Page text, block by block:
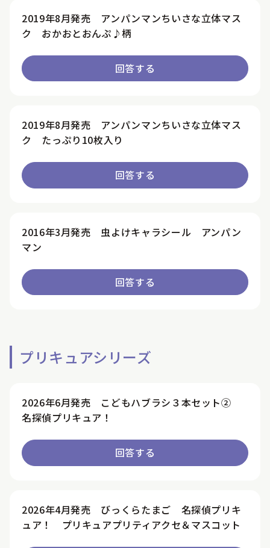
2019年8月発売 アンパンマンちいさな立体マス
ク おかおとおんぷ♪柄
回答する
2019年8月発売 アンパンマンちいさな立体マス
ク たっぷり10枚入り
回答する
2016年3月発売 虫よけキャラシール アンパン
マン
回答する
プリキュアシリーズ
2026年6月発売 こどもハブラシ３本セット②
名探偵プリキュア！
回答する
2026年4月発売 びっくらたまご 名探偵プリキ
ュア！ プリキュアプリティアクセ＆マスコット